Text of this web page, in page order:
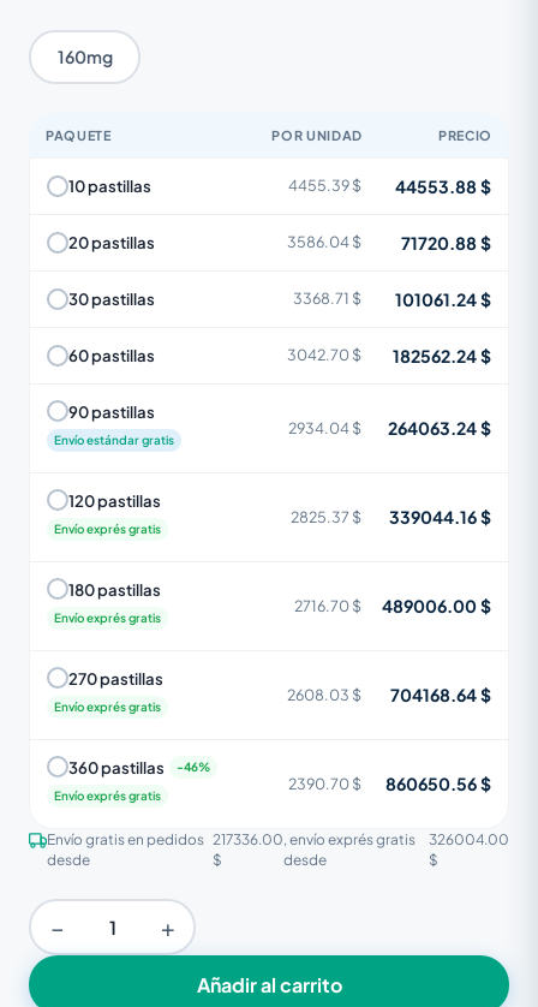
160mg
PAQUETE POR UNIDAD PRECIO
10 pastillas 4455.39 $ 44553.88 $
20 pastillas 3586.04 $ 71720.88 $
30 pastillas 3368.71 $ 101061.24 $
60 pastillas 3042.70 $ 182562.24 $
90 pastillas
Envío estándar gratis
2934.04 $ 264063.24 $
120 pastillas
Envío exprés gratis
2825.37 $ 339044.16 $
180 pastillas
Envío exprés gratis
2716.70 $ 489006.00 $
270 pastillas
Envío exprés gratis
2608.03 $ 704168.64 $
360 pastillas
Envío exprés gratis
2390.70 $ 860650.56 $
Envío gratis en pedidos
desde
217336.00
$
, envío exprés gratis
desde
326004.00
$
− +
Añadir al carrito